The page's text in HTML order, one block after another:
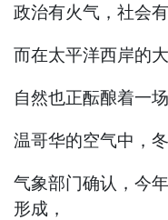
政治有火气，社会
而在太平洋西岸的
自然也正酝酿着一
温哥华的空气中，
气象部门确认，今
形成，